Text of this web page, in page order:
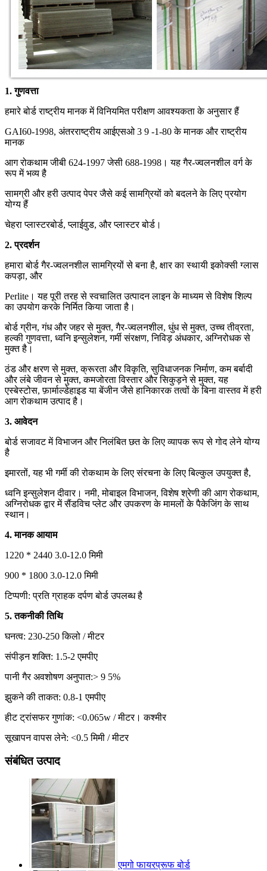
1. गुणवत्ता
हमारे बोर्ड राष्ट्रीय मानक में विनियमित परीक्षण आवश्यकता के अनुसार हैं
GAI60-1998, अंतरराष्ट्रीय आईएसओ 3 9 -1-80 के मानक और राष्ट्रीय
मानक
आग रोकथाम जीबी 624-1997 जेसी 688-1998। यह गैर-ज्वलनशील वर्ग के
रूप में भव्य है
सामग्री और हरी उत्पाद पेपर जैसे कई सामग्रियों को बदलने के लिए प्रयोग
योग्य हैं
चेहरा प्लास्टरबोर्ड, प्लाईवुड, और प्लास्टर बोर्ड।
2. प्रदर्शन
हमारा बोर्ड गैर-ज्वलनशील सामग्रियों से बना है, क्षार का स्थायी इकोक्सी ग्लास
कपड़ा, और
Perlite। यह पूरी तरह से स्वचालित उत्पादन लाइन के माध्यम से विशेष शिल्प
का उपयोग करके निर्मित किया जाता है।
बोर्ड ग्रीन, गंध और जहर से मुक्त, गैर-ज्वलनशील, धुंध से मुक्त, उच्च तीव्रता,
हल्की गुणवत्ता, ध्वनि इन्सुलेशन, गर्मी संरक्षण, निविड़ अंधकार, अग्निरोधक से
मुक्त है।
ठंड और क्षरण से मुक्त, क्रूरता और विकृति, सुविधाजनक निर्माण, कम बर्बादी
और लंबे जीवन से मुक्त, कमजोरता विस्तार और सिकुड़ने से मुक्त, यह
एस्बेस्टोस, फ़ार्माल्डेहाइड या बेंजीन जैसे हानिकारक तत्वों के बिना वास्तव में हरी
आग रोकथाम उत्पाद है।
3. आवेदन
बोर्ड सजावट में विभाजन और निलंबित छत के लिए व्यापक रूप से गोद लेने योग्य
है
इमारतों, यह भी गर्मी की रोकथाम के लिए संरचना के लिए बिल्कुल उपयुक्त है,
ध्वनि इन्सुलेशन दीवार। नमी, मोबाइल विभाजन, विशेष श्रेणी की आग रोकथाम,
अग्निरोधक द्वार में सैंडविच प्लेट और उपकरण के मामलों के पैकेजिंग के साथ
स्थान।
4. मानक आयाम
1220 * 2440 3.0-12.0 मिमी
900 * 1800 3.0-12.0 मिमी
टिप्पणी: प्रति ग्राहक दर्पण बोर्ड उपलब्ध है
5. तकनीकी तिथि
घनत्व: 230-250 किलो / मीटर
संपीड़न शक्ति: 1.5-2 एमपीए
पानी गैर अवशोषण अनुपात:> 9 5%
झुकने की ताकत: 0.8-1 एमपीए
हीट ट्रांसफर गुणांक: <0.065w / मीटर। कश्मीर
सूखापन वापस लेने: <0.5 मिमी / मीटर
संबंधित उत्पाद
एमगो फायरप्रूफ बोर्ड